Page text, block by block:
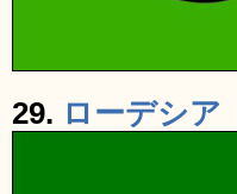
29. ローデシア